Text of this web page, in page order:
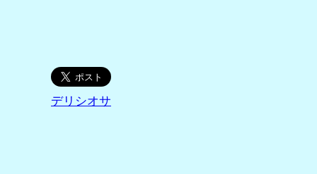
デリシオサ